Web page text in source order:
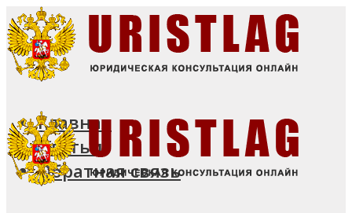
Главная
Статьи
Обратная связь